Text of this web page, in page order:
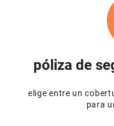
póliza de
elige entre un
para